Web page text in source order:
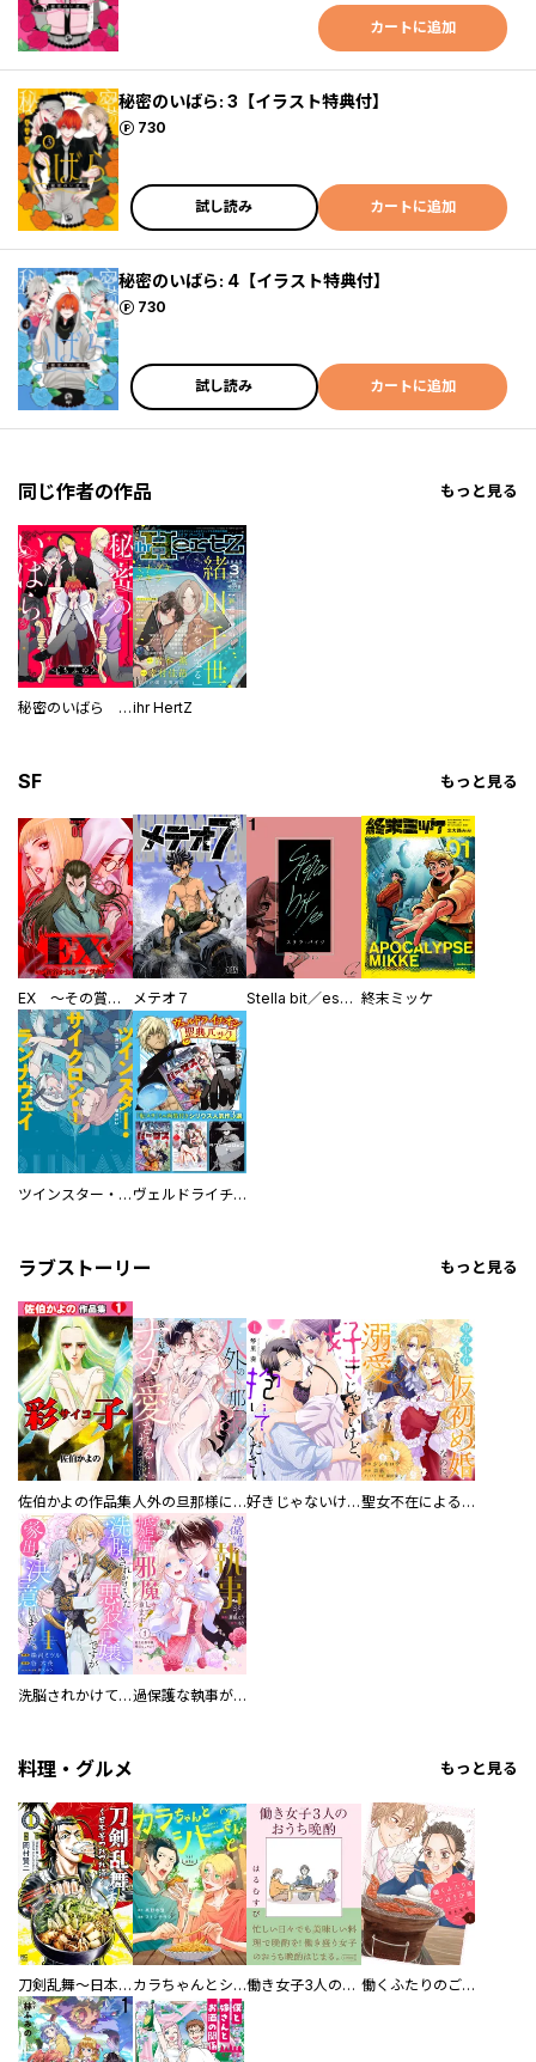
カートに追加
秘密のいばら: 3【イラスト特典付】
730
ポイント
試し読み カートに追加
秘密のいばら: 4【イラスト特典付】
730
ポイント
試し読み カートに追加
同じ作者の作品 もっと見る
秘密のいばら 【連載版】ihr HertZ
SF もっと見る
EX ～その賞金稼ぎは、世界の出口を探す～【単行本版】 メテオ７ Stella bit／es【単話版】 終末ミッケ
ツインスター・サイクロン・ランナウェイ ヴェルドライチオシ聖典パック 『転スラ』ミニ画集付き シリウス人気作３選
ラブストーリー もっと見る
佐伯かよの作品集 人外の旦那様に娶られ毎晩ナカまで愛される…。アンソロジー 好きじゃないけど、抱いてください【電子単行本版／特典おまけ付き】 聖女不在による仮初め婚なのに、不器用な王太子に溺愛されています【電子単行本版／特典おまけ付き】
洗脳されかけていた悪役令嬢ですが家出を決意しました。【電子単行本版／特典おまけ付き】 過保護な執事が私の婚活を邪魔してきます！ 分冊版
料理・グルメ もっと見る
刀剣乱舞～日本号つれづれ酒～ カラちゃんとシトーさんと、 【分冊版】 働き女子3人のおうち晩酌 働くふたりのごほうび飯